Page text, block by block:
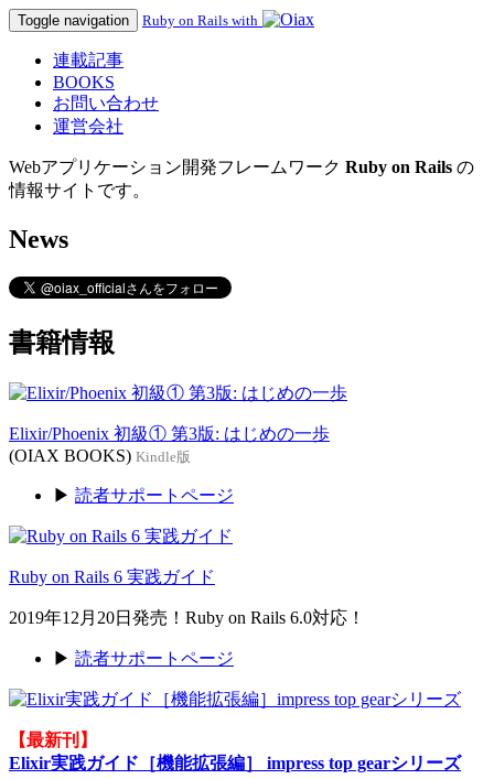
Toggle navigation Ruby on Rails with
連載記事
BOOKS
お問い合わせ
運営会社
Webアプリケーション開発フレームワーク Ruby on Rails の
情報サイトです。
News
書籍情報
Elixir/Phoenix 初級① 第3版: はじめの一歩
(OIAX BOOKS) Kindle版
▶ 読者サポートページ
Ruby on Rails 6 実践ガイド
2019年12月20日発売！Ruby on Rails 6.0対応！
▶ 読者サポートページ
【最新刊】
Elixir実践ガイド［機能拡張編］ impress top gearシリーズ